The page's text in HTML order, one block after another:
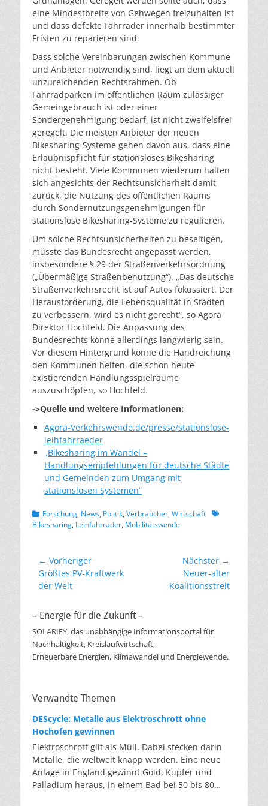
eine Mindestbreite von Gehwegen freizuhalten ist
und dass defekte Fahrräder innerhalb bestimmter
Fristen zu reparieren sind.
Dass solche Vereinbarungen zwischen Kommune
und Anbieter notwendig sind, liegt an dem aktuell
unzureichenden Rechtsrahmen. Ob
Fahrradparken im öffentlichen Raum zulässiger
Gemeingebrauch ist oder einer
Sondergenehmigung bedarf, ist nicht zweifelsfrei
geregelt. Die meisten Anbieter der neuen
Bikesharing-Systeme gehen davon aus, dass eine
Erlaubnispflicht für stationsloses Bikesharing
nicht besteht. Viele Kommunen wiederum halten
sich angesichts der Rechtsunsicherheit damit
zurück, die Nutzung des öffentlichen Raums
durch Sondernutzungsgenehmigungen für
stationslose Bikesharing-Systeme zu regulieren.
Um solche Rechtsunsicherheiten zu beseitigen,
müsste das Bundesrecht angepasst werden,
insbesondere § 29 der Straßenverkehrsordnung
(„Übermäßige Straßenbenutzung“). „Das deutsche
Straßenverkehrsrecht ist auf Autos fokussiert. Der
Herausforderung, die Lebensqualität in Städten
zu verbessern, wird es nicht gerecht“, so Agora
Direktor Hochfeld. Die Anpassung des
Bundesrechts könne allerdings langwierig sein.
Vor diesem Hintergrund könne die Handreichung
den Kommunen helfen, die schon heute
existierenden Handlungsspielräume
auszuschöpfen, so Hochfeld.
->Quelle und weitere Informationen:
Agora-Verkehrswende.de/presse/stationslose-
leihfahrraeder
„Bikesharing im Wandel –
Handlungsempfehlungen für deutsche Städte
und Gemeinden zum Umgang mit
stationslosen Systemen“
Kategorien
Forschung, News, Politik, Verbraucher, Wirtschaft Schlagworte
Bikesharing, Leihfahrräder, Mobilitätswende
Beitragsnavigation
← Vorheriger
Vorheriger
Beitrag:
Größtes PV-Kraftwerk
der Welt
Nächster →
Neuer-alter
Koalitionsstreit
– Energie für die Zukunft –
SOLARIFY, das unabhängige Informationsportal für
Nachhaltigkeit, Kreislaufwirtschaft,
Erneuerbare Energien, Klimawandel und Energiewende.
Verwandte Themen
DEScycle: Metalle aus Elektroschrott ohne
Hochofen gewinnen
Elektroschrott gilt als Müll. Dabei stecken darin
Metalle, die weltweit knapp werden. Eine neue
Anlage in England gewinnt Gold, Kupfer und
Palladium heraus, in einem Bad bei 50 bis 80